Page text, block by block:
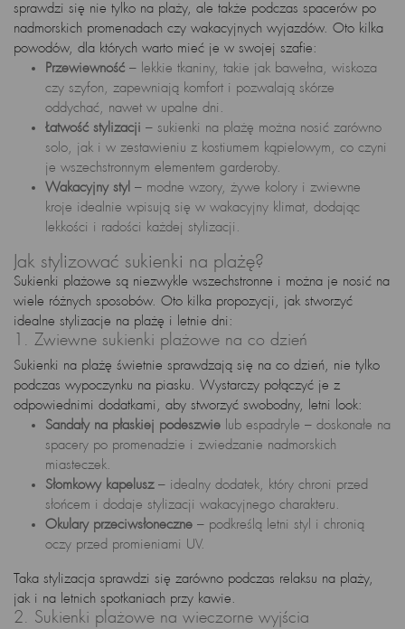
sprawdzi się nie tylko na plaży, ale także podczas spacerów po
nadmorskich promenadach czy wakacyjnych wyjazdów. Oto kilka
powodów, dla których warto mieć je w swojej szafie:
Przewiewność – lekkie tkaniny, takie jak bawełna, wiskoza
czy szyfon, zapewniają komfort i pozwalają skórze
oddychać, nawet w upalne dni.
Łatwość stylizacji – sukienki na plażę można nosić zarówno
solo, jak i w zestawieniu z kostiumem kąpielowym, co czyni
je wszechstronnym elementem garderoby.
Wakacyjny styl – modne wzory, żywe kolory i zwiewne
kroje idealnie wpisują się w wakacyjny klimat, dodając
lekkości i radości każdej stylizacji.
Jak stylizować sukienki na plażę?
Sukienki plażowe są niezwykle wszechstronne i można je nosić na
wiele różnych sposobów. Oto kilka propozycji, jak stworzyć
idealne stylizacje na plażę i letnie dni:
1. Zwiewne sukienki plażowe na co dzień
Sukienki na plażę świetnie sprawdzają się na co dzień, nie tylko
podczas wypoczynku na piasku. Wystarczy połączyć je z
odpowiednimi dodatkami, aby stworzyć swobodny, letni look:
Sandały na płaskiej podeszwie lub espadryle – doskonałe na
spacery po promenadzie i zwiedzanie nadmorskich
miasteczek.
Słomkowy kapelusz– idealny dodatek, który chroni przed
słońcem i dodaje stylizacji wakacyjnego charakteru.
Okulary przeciwsłoneczne – podkreślą letni styl i chronią
oczy przed promieniami UV.
Taka stylizacja sprawdzi się zarówno podczas relaksu na plaży,
jak i na letnich spotkaniach przy kawie.
2. Sukienki plażowe na wieczorne wyjścia